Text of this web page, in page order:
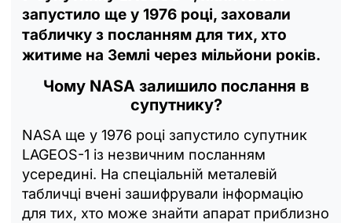
запустило ще у 1976 році, заховали
табличку з посланням для тих, хто
житиме на Землі через мільйони років.
Чому NASA залишило послання в
супутнику?
NASA ще у 1976 році запустило супутник
LAGEOS-1 із незвичним посланням
усередині. На спеціальній металевій
табличці вчені зашифрували інформацію
для тих, хто може знайти апарат приблизно